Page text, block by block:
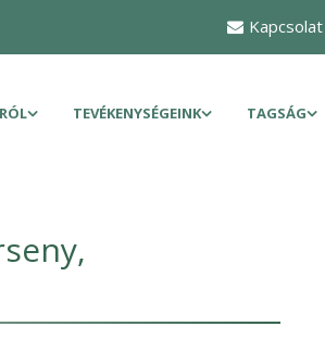
Kapcsolat
TEVÉKENYSÉGEINK TAGSÁG